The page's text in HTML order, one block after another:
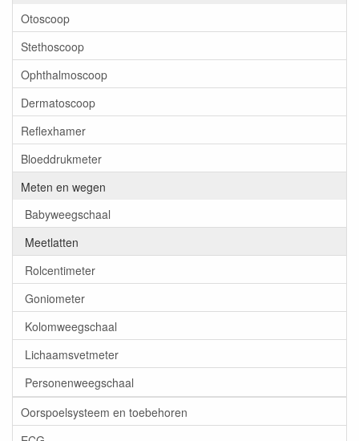
Otoscoop
Stethoscoop
Ophthalmoscoop
Dermatoscoop
Reflexhamer
Bloeddrukmeter
Meten en wegen
Babyweegschaal
Meetlatten
Rolcentimeter
Goniometer
Kolomweegschaal
Lichaamsvetmeter
Personenweegschaal
Oorspoelsysteem en toebehoren